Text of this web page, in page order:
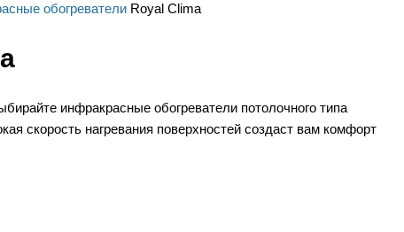
обогреватели Royal Clima
инфракрасные обогреватели потолочного типа
скорость нагревания поверхностей создаст вам комфорт